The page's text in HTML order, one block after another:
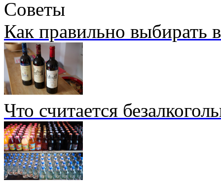
Советы
Как правильно выбирать
Что считается